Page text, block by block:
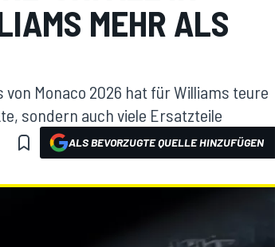
MEHR ALS
von Monaco 2026 hat für Williams teure
sondern auch viele Ersatzteile
ALS BEVORZUGTE QUELLE HINZUFÜGEN